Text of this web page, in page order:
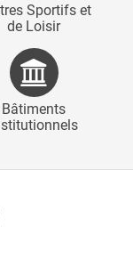
Sportifs et
de Loisir
Bâtiments